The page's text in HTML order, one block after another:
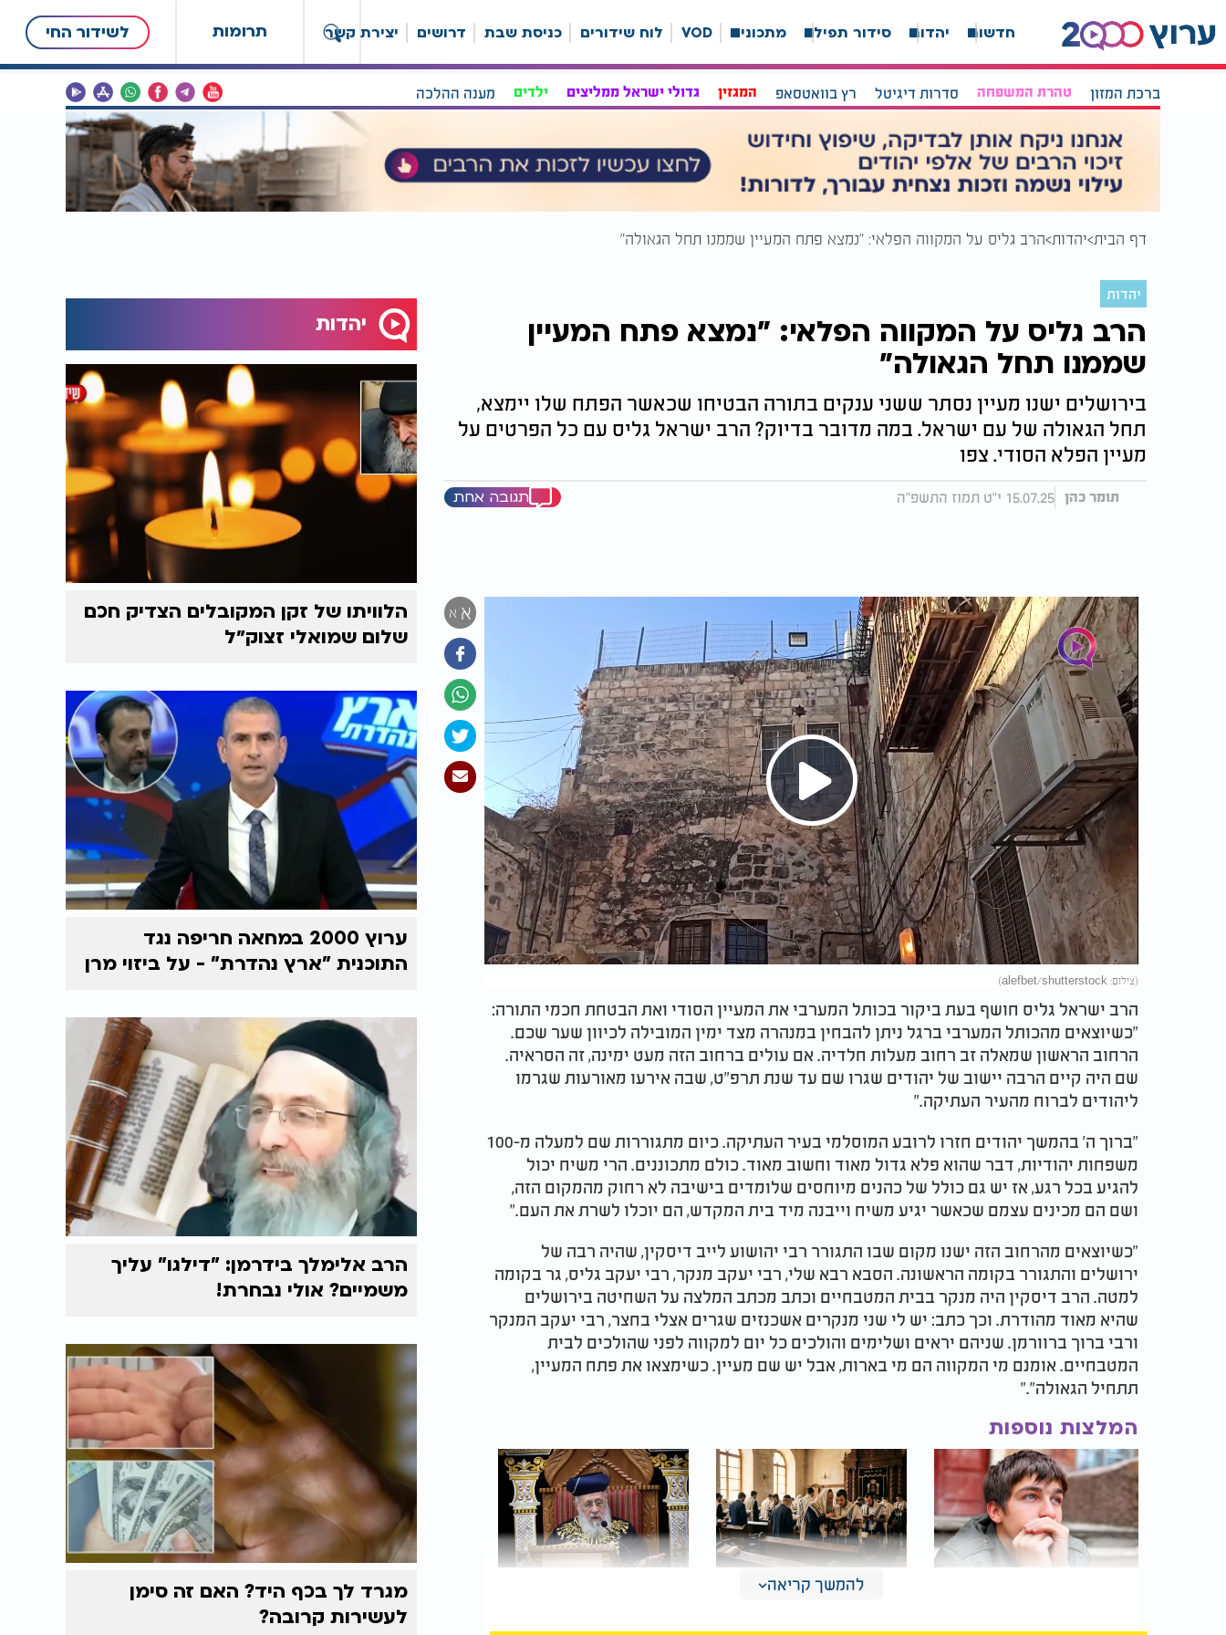
תרומות לשידור החי חדשות יהדות סידור תפילה מתכונים VOD לוח שידורים כניסת שבת דרושים יצירת קשר
ברכת המזון טהרת המשפחה סדרות דיגיטל רץ בוואטסאפ המגזין גדולי ישראל ממליצים ילדים מענה ההלכה
דף הבית יהדות הרב גליס על המקווה הפלאי: "נמצא פתח המעיין שממנו תחל הגאולה"
יהדות
הרב גליס על המקווה הפלאי: "נמצא פתח המעיין
שממנו תחל הגאולה"
בירושלים ישנו מעיין נסתר ששני ענקים בתורה הבטיחו שכאשר הפתח שלו יימצא,
תחל הגאולה של עם ישראל. במה מדובר בדיוק? הרב ישראל גליס עם כל הפרטים על
מעיין הפלא הסודי. צפו
תומר כהן 15.07.25 י"ט תמוז התשפ"ה תגובה אחת
א א
Play
Video
(צילום: alefbet/shutterstock)
הרב ישראל גליס חושף בעת ביקור בכותל המערבי את המעיין הסודי ואת הבטחת חכמי התורה:
"כשיוצאים מהכותל המערבי ברגל ניתן להבחין במנהרה מצד ימין המובילה לכיוון שער שכם.
הרחוב הראשון שמאלה זב רחוב מעלות חלדיה. אם עולים ברחוב הזה מעט ימינה, זה הסראיה.
שם היה קיים הרבה יישוב של יהודים שגרו שם עד שנת תרפ"ט, שבה אירעו מאורעות שגרמו
ליהודים לברוח מהעיר העתיקה."
"ברוך ה' בהמשך יהודים חזרו לרובע המוסלמי בעיר העתיקה. כיום מתגוררות שם למעלה מ-100
משפחות יהודיות, דבר שהוא פלא גדול מאוד וחשוב מאוד. כולם מתכוננים. הרי משיח יכול
להגיע בכל רגע, אז יש גם כולל של כהנים מיוחסים שלומדים בישיבה לא רחוק מהמקום הזה,
ושם הם מכינים עצמם שכאשר יגיע משיח וייבנה מיד בית המקדש, הם יוכלו לשרת את העם."
"כשיוצאים מהרחוב הזה ישנו מקום שבו התגורר רבי יהושוע לייב דיסקין, שהיה רבה של
ירושלים והתגורר בקומה הראשונה. הסבא רבא שלי, רבי יעקב מנקר, רבי יעקב גליס, גר בקומה
למטה. הרב דיסקין היה מנקר בבית המטבחיים וכתב מכתב המלצה על השחיטה בירושלים
שהיא מאוד מהודרת. וכך כתב: יש לי שני מנקרים אשכנזים שגרים אצלי בחצר, רבי יעקב המנקר
ורבי ברוך ברוורמן. שניהם יראים ושלימים והולכים כל יום למקווה לפני שהולכים לבית
המטבחיים. אומנם מי המקווה הם מי בארות, אבל יש שם מעיין. כשימצאו את פתח המעיין,
תתחיל הגאולה"."
המלצות נוספות
הענן הבלתי נראה בבית
להמשך קריאה
יהדות
הלוויתו של זקן המקובלים הצדיק חכם
שלום שמואלי זצוק״ל
ערוץ 2000 במחאה חריפה נגד
התוכנית "ארץ נהדרת" - על ביזוי מרן
הרב אלימלך בידרמן: "דילגו" עליך
משמיים? אולי נבחרת!
מגרד לך בכף היד? האם זה סימן
לעשירות קרובה?